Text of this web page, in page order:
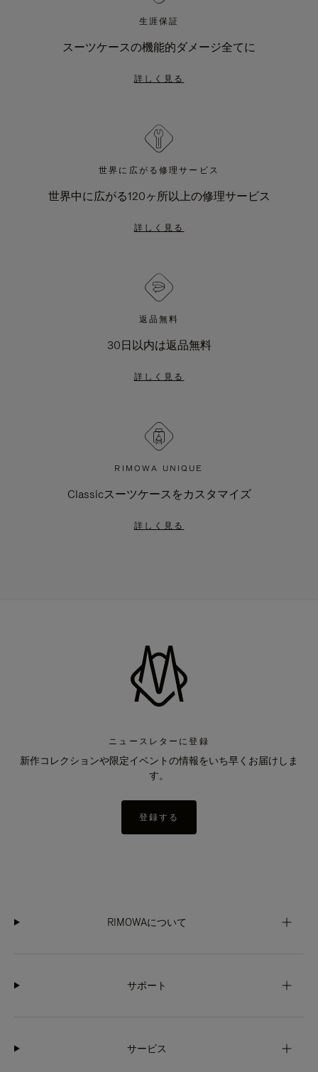
生涯保証
スーツケースの機能的ダメージ全てに
詳しく見る
世界に広がる修理サービス
世界中に広がる120ヶ所以上の修理サービス
詳しく見る
返品無料
30日以内は返品無料
詳しく見る
RIMOWA UNIQUE
Classicスーツケースをカスタマイズ
詳しく見る
ニュースレターに登録
新作コレクションや限定イベントの情報をいち早くお届けしま
す。
登録する
RIMOWAについて
サポート
サービス